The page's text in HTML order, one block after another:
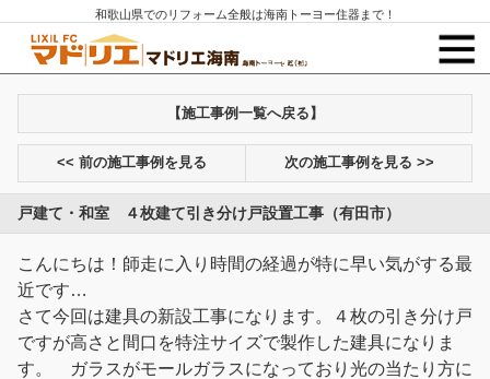
和歌山県でのリフォーム全般は海南トーヨー住器まで！
【施工事例一覧へ戻る】
<< 前の施工事例を見る 次の施工事例を見る >>
戸建て・和室 ４枚建て引き分け戸設置工事（有田市）
こんにちは！師走に入り時間の経過が特に早い気がする最
近です…
さて今回は建具の新設工事になります。４枚の引き分け戸
ですが高さと間口を特注サイズで製作した建具になりま
す。 ガラスがモールガラスになっており光の当たり方に